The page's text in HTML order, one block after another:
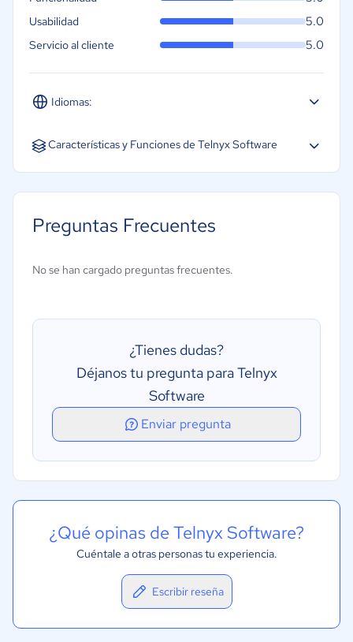
Idiomas:
Español Inglés
Usabilidad 5.0
Servicio al cliente 5.0
Características y Funciones de Telnyx Software
Preguntas Frecuentes
No se han cargado preguntas frecuentes.
¿Tienes dudas?
Déjanos tu pregunta para Telnyx
Software
Enviar pregunta
¿Qué opinas de Telnyx Software?
Cuéntale a otras personas tu experiencia.
Escribir reseña